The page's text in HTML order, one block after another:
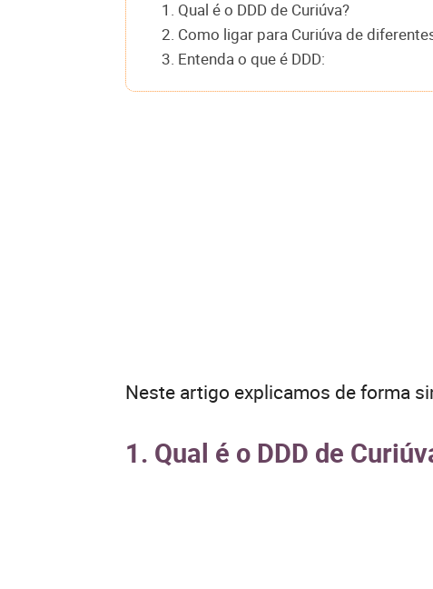
1. Qual é o DDD de Curiúva?
2. Como ligar para Curiúva de
3. Entenda o que é DDD:
Neste artigo explicamos de forma
1. Qual é o DDD de